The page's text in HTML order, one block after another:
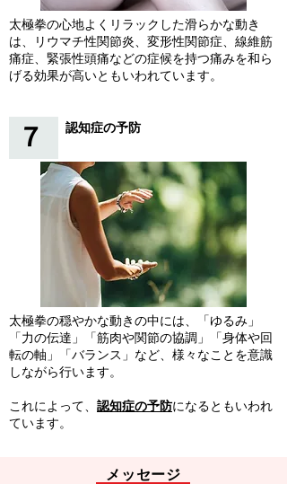
太極拳の心地よくリラックした滑らかな動き
は、リウマチ性関節炎、変形性関節症、線維筋
痛症、緊張性頭痛などの症候を持つ痛みを和ら
げる効果が高いともいわれています。
７ 認知症の予防
太極拳の穏やかな動きの中には、「ゆるみ」
「力の伝達」「筋肉や関節の協調」「身体や回
転の軸」「バランス」など、様々なことを意識
しながら行います。
これによって、 認知症の予防になるともいわれ
ています。
メッセージ